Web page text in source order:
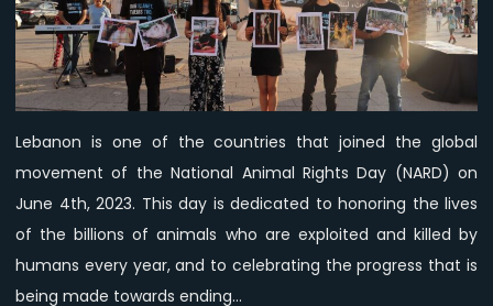
and
celebration
the
Animal
Rights
Day
2023
Lebanon is one of the countries that joined the global
movement of the National Animal Rights Day (NARD) on
June 4th, 2023. This day is dedicated to honoring the lives
of the billions of animals who are exploited and killed by
humans every year, and to celebrating the progress that is
being made towards ending…